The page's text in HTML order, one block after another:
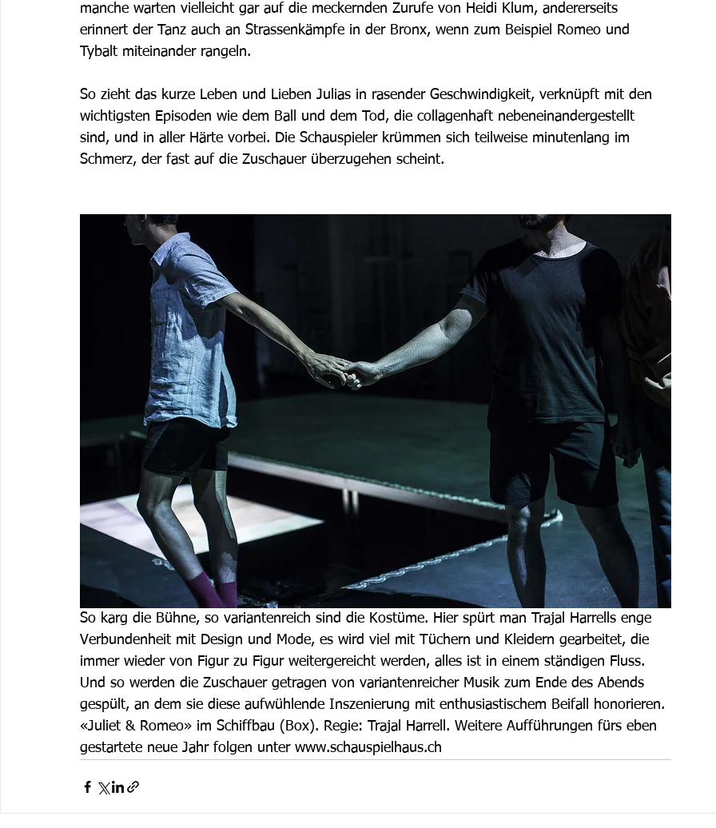
manche warten vielleicht gar auf die meckernden Zurufe von Heidi Klum, andererseits
erinnert der Tanz auch an Strassenkämpfe in der Bronx, wenn zum Beispiel Romeo und
Tybalt miteinander rangeln.
So zieht das kurze Leben und Lieben Julias in rasender Geschwindigkeit, verknüpft mit den
wichtigsten Episoden wie dem Ball und dem Tod, die collagenhaft nebeneinandergestellt
sind, und in aller Härte vorbei. Die Schauspieler krümmen sich teilweise minutenlang im
Schmerz, der fast auf die Zuschauer überzugehen scheint.
So karg die Bühne, so variantenreich sind die Kostüme. Hier spürt man Trajal Harrells enge
Verbundenheit mit Design und Mode, es wird viel mit Tüchern und Kleidern gearbeitet, die
immer wieder von Figur zu Figur weitergereicht werden, alles ist in einem ständigen Fluss.
Und so werden die Zuschauer getragen von variantenreicher Musik zum Ende des Abends
gespült, an dem sie diese aufwühlende Inszenierung mit enthusiastischem Beifall honorieren.
«Juliet & Romeo» im Schiffbau (Box). Regie: Trajal Harrell. Weitere Aufführungen fürs eben
gestartete neue Jahr folgen unter www.schauspielhaus.ch